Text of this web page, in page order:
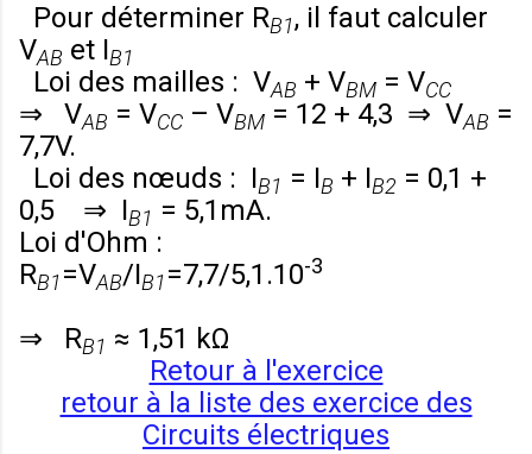
Pour déterminer RB1, il faut calculer
VAB et IB1
Loi des mailles : VAB + VBM = VCC
⇒ VAB = VCC – VBM = 12 + 4,3 ⇒ VAB =
7,7V.
Loi des nœuds : IB1 = IB + IB2 = 0,1 +
0,5 ⇒ IB1 = 5,1mA.
Loi d'Ohm :
RB1=VAB/IB1=7,7/5,1.10-3
⇒ RB1 ≈ 1,51 kΩ
Retour à l'exercice
retour à la liste des exercice des
Circuits électriques